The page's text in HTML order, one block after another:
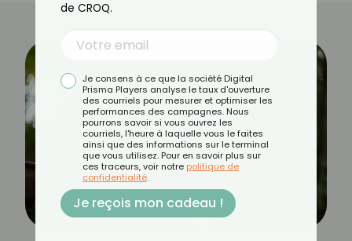
de CROQ.
Je consens à ce que la société Digital
Prisma Players analyse le taux d'ouverture
des courriels pour mesurer et optimiser les
performances des campagnes. Nous
pourrons savoir si vous ouvrez les
courriels, l'heure à laquelle vous le faites
ainsi que des informations sur le terminal
que vous utilisez. Pour en savoir plus sur
ces traceurs, voir notre politique de
confidentialité.
Je reçois mon cadeau !